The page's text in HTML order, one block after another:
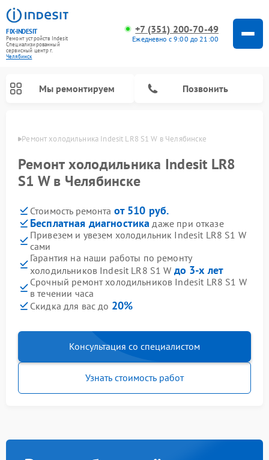
FIX-INDESIT
Ремонт устройств Indesit
Специализированный
cервисный центр г.
Челябинск
+7 (351) 200-70-49
Ежедневно с 9:00 до 21:00
Мы ремонтируем Позвонить
Ремонт холодильника Indesit LR8 S1 W в Челябинске
Ремонт холодильника Indesit LR8
S1 W в Челябинске
Стоимость ремонта от 510 руб.
Бесплатная диагностика даже при отказе
Привезем и увезем холодильник Indesit LR8 S1 W
сами
Гарантия на наши работы по ремонту
холодильников Indesit LR8 S1 W до 3-х лет
Срочный ремонт холодильников Indesit LR8 S1 W
в течении часа
Скидка для вас до 20%
Консультация со специалистом
Узнать стоимость работ